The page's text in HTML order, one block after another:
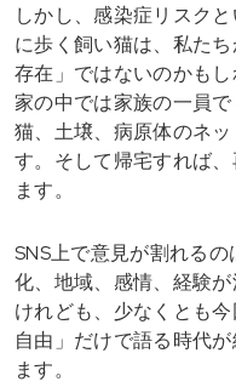
しかし、感染症リスク
に歩く飼い猫は、私た
存在」ではないのかもし
家の中では家族の一員
猫、土壌、病原体のネ
す。そして帰宅すれば
ます。
SNS上で意見が割れる
化、地域、感情、経験が
けれども、少なくとも
自由」だけで語る時代
ます。